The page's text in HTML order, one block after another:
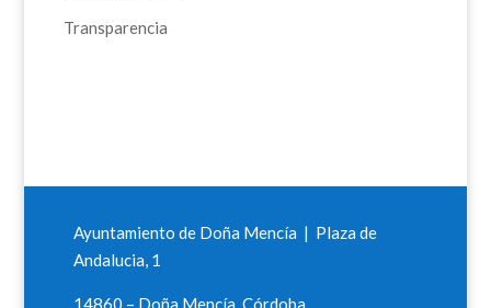
Transparencia
Ayuntamiento de Doña Mencía | Plaza de
Andalucia, 1